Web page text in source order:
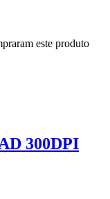
este produto
300DPI